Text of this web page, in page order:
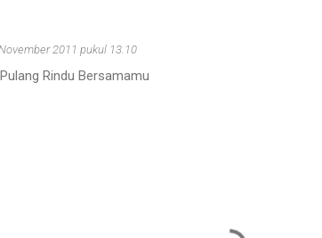
2011 pukul 13.10
Rindu Bersamamu